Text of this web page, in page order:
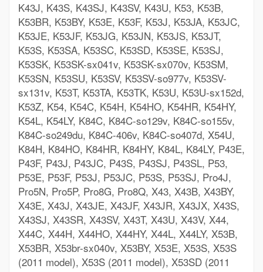
K43J, K43S, K43SJ, K43SV, K43U, K53, K53B,
K53BR, K53BY, K53E, K53F, K53J, K53JA, K53JC,
K53JE, K53JF, K53JG, K53JN, K53JS, K53JT,
K53S, K53SA, K53SC, K53SD, K53SE, K53SJ,
K53SK, K53SK-sx041v, K53SK-sx070v, K53SM,
K53SN, K53SU, K53SV, K53SV-so977v, K53SV-
sx131v, K53T, K53TA, K53TK, K53U, K53U-sx152d,
K53Z, K54, K54C, K54H, K54HO, K54HR, K54HY,
K54L, K54LY, K84C, K84C-so129v, K84C-so155v,
K84C-so249du, K84C-406v, K84C-so407d, X54U,
K84H, K84HO, K84HR, K84HY, K84L, K84LY, P43E,
P43F, P43J, P43JC, P43S, P43SJ, P43SL, P53,
P53E, P53F, P53J, P53JC, P53S, P53SJ, Pro4J,
Pro5N, Pro5P, Pro8G, Pro8Q, X43, X43B, X43BY,
X43E, X43J, X43JE, X43JF, X43JR, X43JX, X43S,
X43SJ, X43SR, X43SV, X43T, X43U, X43V, X44,
X44C, X44H, X44HO, X44HY, X44L, X44LY, X53B,
X53BR, X53br-sx040v, X53BY, X53E, X53S, X53S
(2011 model), X53S (2011 model), X53SD (2011